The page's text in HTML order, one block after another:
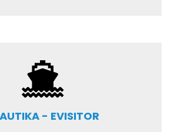
- EVISITOR